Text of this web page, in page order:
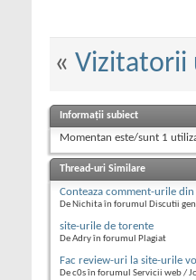
« Vizitatorii
Informații subiect
Momentan este/sunt 1
Thread-uri Similare
Conteaza comment-urile din
De Nichita în forumul Discutii
site-urile de torente
De Adry în forumul Plagiat
Fac review-uri la site-urile
De c0s în forumul Servicii web /